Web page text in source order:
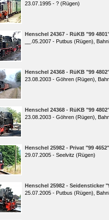
23.07.1995 - ? (Rügen)
Henschel 24367 - RüKB "99
__.05.2007 - Putbus (Rügen),
Henschel 24368 - RüKB "99
23.08.2003 - Göhren (Rügen),
Henschel 24368 - RüKB "99
23.08.2003 - Göhren (Rügen),
Henschel 25982 - Privat "99 4652"
29.07.2005 - Seelvitz (Rügen)
Henschel 25982 - Seidensticker
25.07.2005 - Putbus (Rügen),